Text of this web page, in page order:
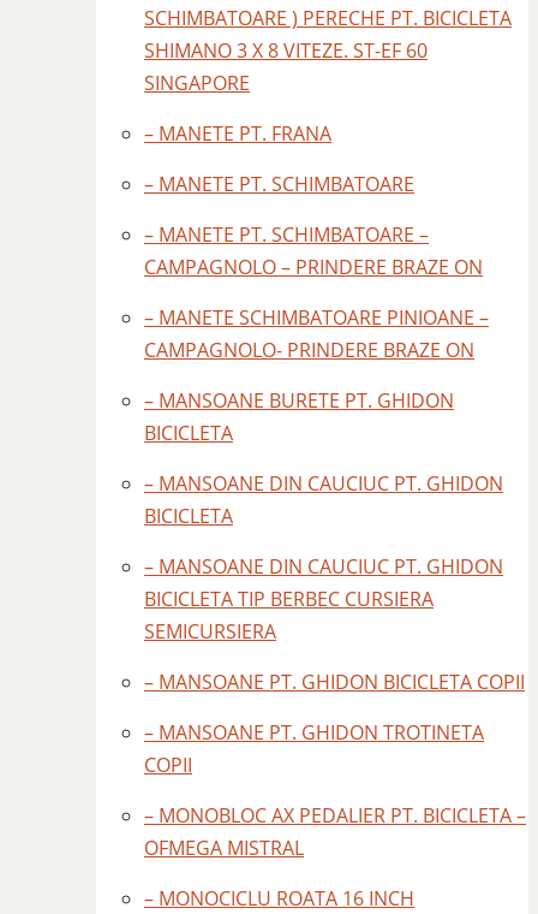
SCHIMBATOARE ) PERECHE PT. BICICLETA
SHIMANO 3 X 8 VITEZE. ST-EF 60
SINGAPORE
– MANETE PT. FRANA
– MANETE PT. SCHIMBATOARE
– MANETE PT. SCHIMBATOARE –
CAMPAGNOLO – PRINDERE BRAZE ON
– MANETE SCHIMBATOARE PINIOANE –
CAMPAGNOLO- PRINDERE BRAZE ON
– MANSOANE BURETE PT. GHIDON
BICICLETA
– MANSOANE DIN CAUCIUC PT. GHIDON
BICICLETA
– MANSOANE DIN CAUCIUC PT. GHIDON
BICICLETA TIP BERBEC CURSIERA
SEMICURSIERA
– MANSOANE PT. GHIDON BICICLETA COPII
– MANSOANE PT. GHIDON TROTINETA
COPII
– MONOBLOC AX PEDALIER PT. BICICLETA –
OFMEGA MISTRAL
– MONOCICLU ROATA 16 INCH